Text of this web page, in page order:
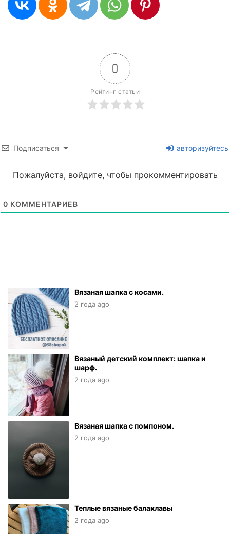
0
Рейтинг статьи
Подписаться авторизуйтесь
Пожалуйста, войдите, чтобы прокомментировать
0 КОММЕНТАРИЕВ
Вязаная шапка с косами.
2 года ago
Вязаный детский комплект: шапка и
шарф.
2 года ago
Вязаная шапка с помпоном.
2 года ago
Теплые вязаные балаклавы
2 года ago